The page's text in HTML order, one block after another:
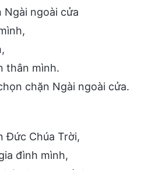
Ngài ngoài cửa
thân mình.
chặn Ngài ngoài cửa.
Đức Chúa Trời,
đình mình,